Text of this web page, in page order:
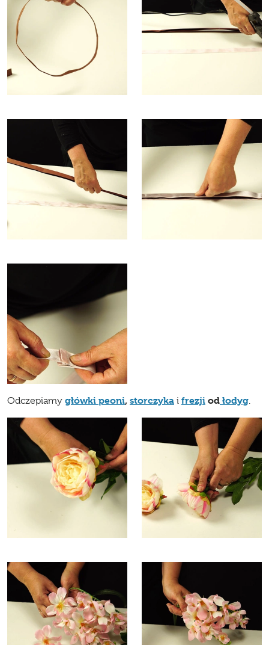
Odczepiamy główki peoni, storczyka i frezji od łodyg.